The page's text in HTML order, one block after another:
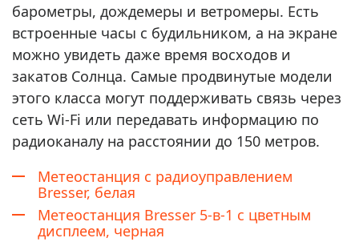
барометры, дождемеры и ветромеры. Есть
встроенные часы с будильником, а на экране
можно увидеть даже время восходов и
закатов Солнца. Самые продвинутые модели
этого класса могут поддерживать связь через
сеть Wi-Fi или передавать информацию по
радиоканалу на расстоянии до 150 метров.
Метеостанция с радиоуправлением
Bresser, белая
Метеостанция Bresser 5-в-1 с цветным
дисплеем, черная